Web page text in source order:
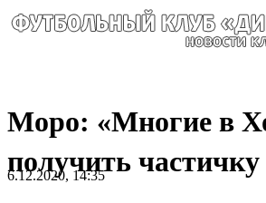
Моро: «Многие в
получить
6.12.2020, 14:35